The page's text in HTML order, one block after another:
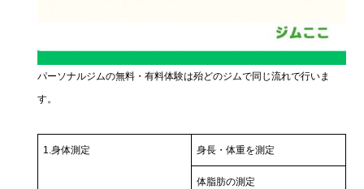
パーソナルジムの無料・有料体験は殆どのジムで同じ流れで行いま
す。
1.身体測定 身長・体重を測定
体脂肪の測定